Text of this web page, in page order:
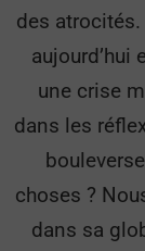
des
aujourd’hui
une crise
dans les
choses ?
dans sa